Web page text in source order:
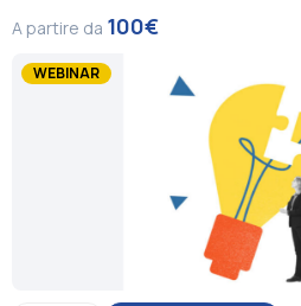
A partire da 100€
WEBINAR